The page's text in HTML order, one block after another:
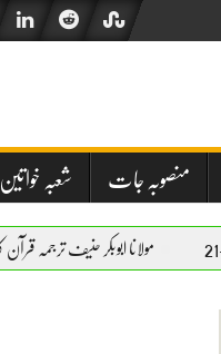
منصوبہ جات شعبہ خواتین
حنیف ترجمہ قرآن کلاس 2023-05-01